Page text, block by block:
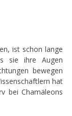
ist schon lange
sie ihre Augen
bewegen
hat
bei Chamäleons